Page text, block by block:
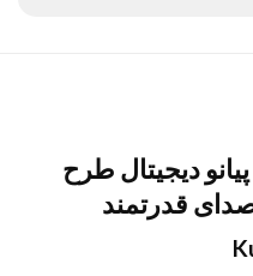
Kurzweil CUP320 SR | پیانو دیجیتال طرح
قدرتمند